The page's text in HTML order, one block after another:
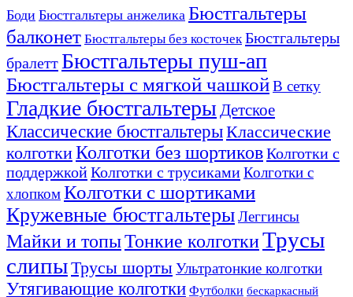
Боди Бюстгальтеры анжелика Бюстгальтеры
балконет Бюстгальтеры без косточек Бюстгальтеры
бралетт Бюстгальтеры пуш-ап
Бюстгальтеры с мягкой чашкойВ сетку
Гладкие бюстгальтеры Детское
Классические бюстгальтерыКлассические
колготкиКолготки без шортиковКолготки с
поддержкойКолготки с трусикамиКолготки с
хлопкомКолготки с шортиками
Кружевные бюстгальтерыЛеггинсы
Майки и топыТонкие колготкиТрусы
слипыТрусы шортыУльтратонкие колготки
Утягивающие колготки Футболки бескаркасный